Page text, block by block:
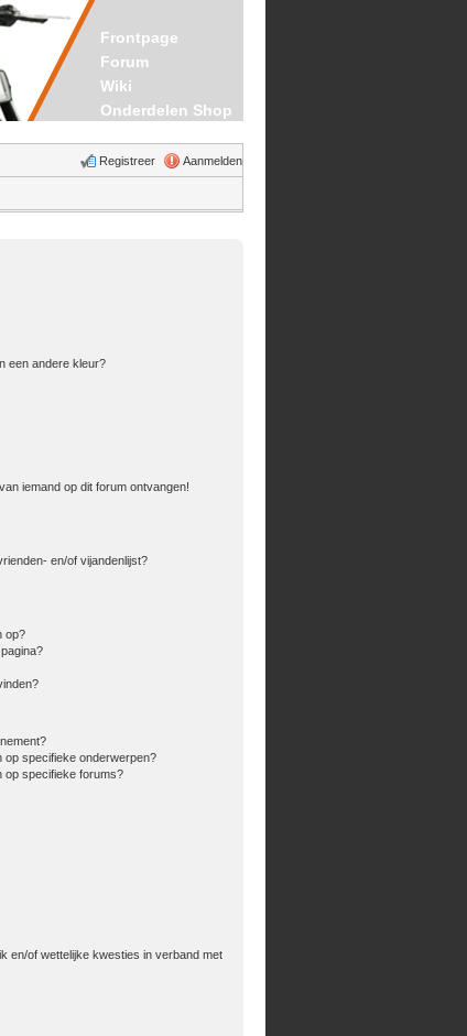
Frontpage
Forum
Wiki
Onderdelen Shop
Aanmelden
Registreer
een andere kleur?
iemand op dit forum ontvangen!
en/of vijandenlijst?
op?
op specifieke onderwerpen?
op specifieke forums?
en/of wettelijke kwesties in verband met